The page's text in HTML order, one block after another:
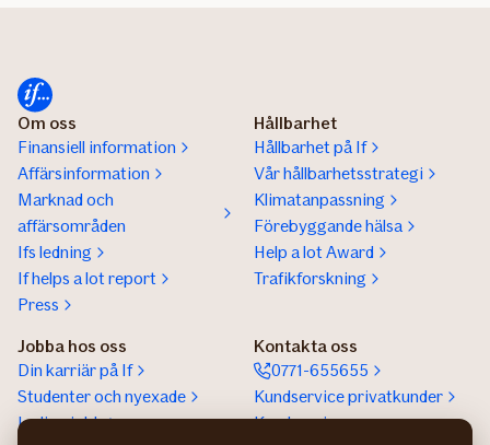
Om oss
Finansiell information
Affärsinformation
Marknad och
affärsområden
Ifs ledning
If helps a lot report
Press
Hållbarhet
Hållbarhet på If
Vår hållbarhetsstrategi
Klimatanpassning
Förebyggande hälsa
Help a lot Award
Trafikforskning
Jobba hos oss
Din karriär på If
Studenter och nyexade
Lediga jobb
Kontakta oss
0771-655655
Kundservice privatkunder
Kundservice